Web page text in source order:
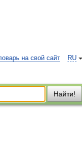
RU
на свой сайт
Найти!